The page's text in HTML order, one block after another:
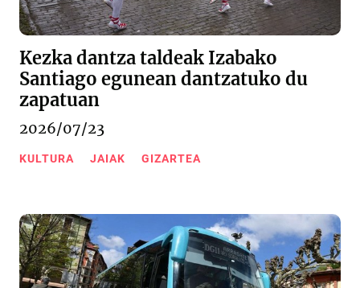
Kezka dantza taldeak Izabako
Santiago egunean dantzatuko du
zapatuan
2026/07/23
KULTURA JAIAK GIZARTEA